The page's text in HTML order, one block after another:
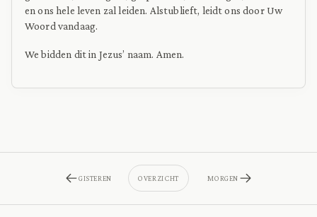
en ons hele leven zal leiden. Alstublieft, leidt ons door Uw
Woord vandaag.
We bidden dit in Jezus’ naam. Amen.
GISTEREN OVERZICHT MORGEN